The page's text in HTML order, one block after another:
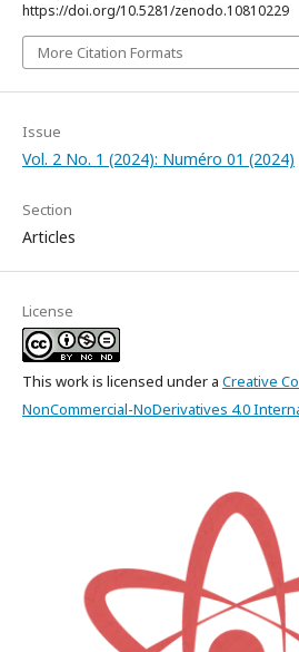
https://doi.org/10.5281/zenodo.10810229
More Citation Formats
Issue
Vol. 2 No. 1 (2024): Numéro 01 (2024)
Section
Articles
License
This work is licensed under a Creative
NonCommercial-NoDerivatives 4.0